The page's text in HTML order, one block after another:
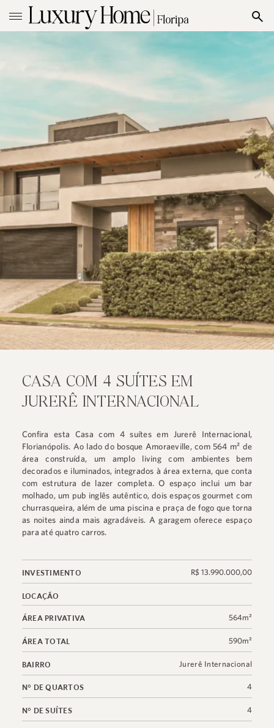
CASA COM 4 SUÍTES EM
JURERÊ INTERNACIONAL
Confira esta Casa com 4 suítes em Jurerê Internacional,
Florianópolis. Ao lado do bosque Amoraeville, com 564 m² de
área construída, um amplo living com ambientes bem
decorados e iluminados, integrados à área externa, que conta
com estrutura de lazer completa. O espaço inclui um bar
molhado, um pub inglês autêntico, dois espaços gourmet com
churrasqueira, além de uma piscina e praça de fogo que torna
as noites ainda mais agradáveis. A garagem oferece espaço
para até quatro carros.
INVESTIMENTO R$ 13.990.000,00
LOCAÇÃO
ÁREA PRIVATIVA 564m²
ÁREA TOTAL 590m²
BAIRRO Jurerê Internacional
N° DE QUARTOS 4
N° DE SUÍTES 4